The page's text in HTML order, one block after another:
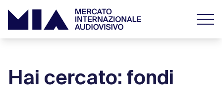
Hai cercato: fondi